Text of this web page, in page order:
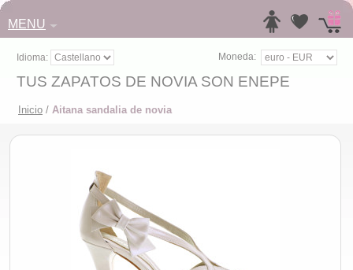
MENU
Idioma: Moneda:
TUS ZAPATOS DE NOVIA SON ENEPE
Inicio / Aitana sandalia de novia